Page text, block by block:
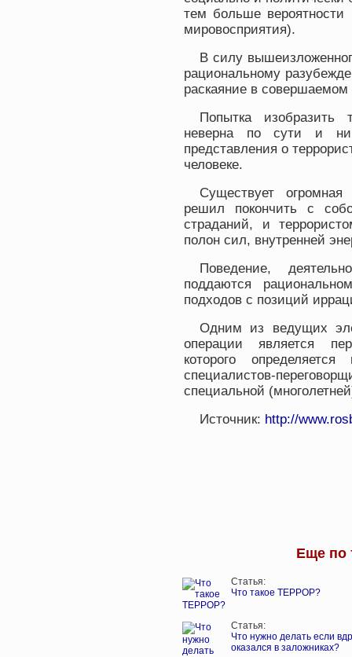
тем больше вероятности
мировосприятия).
В силу
рациональному
раскаяние в
Попытка изобразить
неверна по сути и
представления о
человеке.
Существует
решил покончить с
страданий, и
полон сил, внутренней
Поведение,
поддаются
подходов с позиций
Одним из ведущих
операции является
которого
специалистов-
специальной
Источник: http://
Еще по
Статья:
Что такое ТЕРРОР?
Статья:
Что нужно делать если
оказался в заложниках?